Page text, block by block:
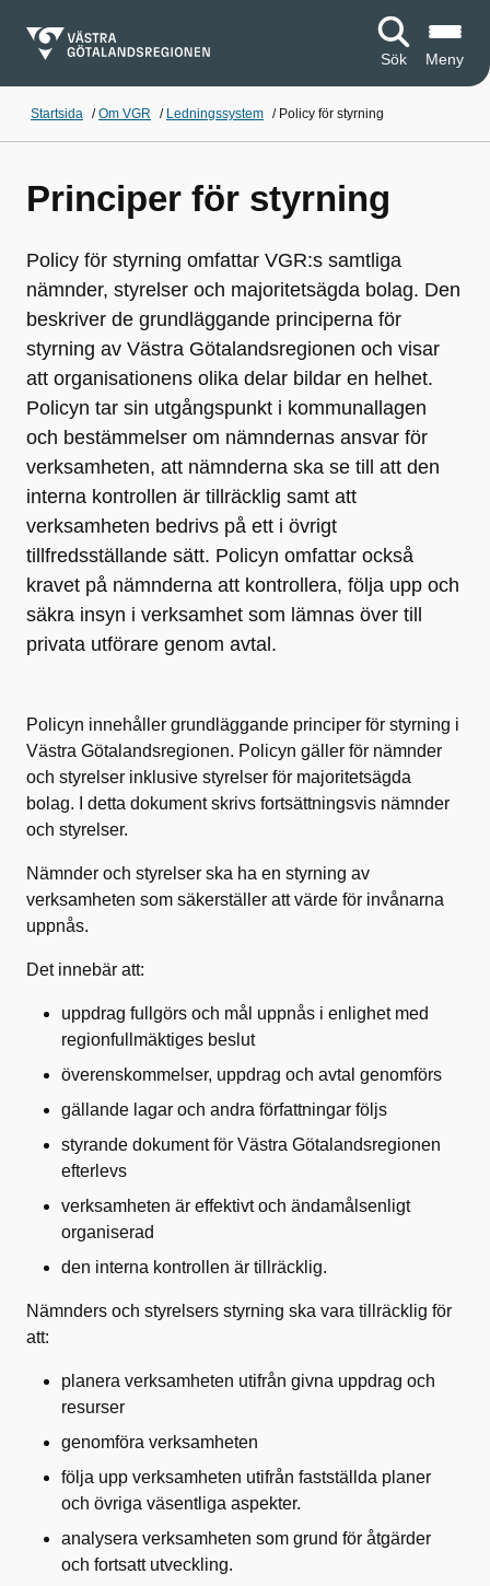
Sök Meny
Startsida /Om VGR / Ledningssystem / Policy för styrning
Principer för styrning
Policy för styrning omfattar VGR:s samtliga
nämnder, styrelser och majoritetsägda bolag. Den
beskriver de grundläggande principerna för
styrning av Västra Götalandsregionen och visar
att organisationens olika delar bildar en helhet.
Policyn tar sin utgångspunkt i kommunallagen
och bestämmelser om nämndernas ansvar för
verksamheten, att nämnderna ska se till att den
interna kontrollen är tillräcklig samt att
verksamheten bedrivs på ett i övrigt
tillfredsställande sätt. Policyn omfattar också
kravet på nämnderna att kontrollera, följa upp och
säkra insyn i verksamhet som lämnas över till
privata utförare genom avtal.
Policyn innehåller grundläggande principer för styrning i
Västra Götalandsregionen. Policyn gäller för nämnder
och styrelser inklusive styrelser för majoritetsägda
bolag. I detta dokument skrivs fortsättningsvis nämnder
och styrelser.
Nämnder och styrelser ska ha en styrning av
verksamheten som säkerställer att värde för invånarna
uppnås.
Det innebär att:
uppdrag fullgörs och mål uppnås i enlighet med
regionfullmäktiges beslut
överenskommelser, uppdrag och avtal genomförs
gällande lagar och andra författningar följs
styrande dokument för Västra Götalandsregionen
efterlevs
verksamheten är effektivt och ändamålsenligt
organiserad
den interna kontrollen är tillräcklig.
Nämnders och styrelsers styrning ska vara tillräcklig för
att:
planera verksamheten utifrån givna uppdrag och
resurser
genomföra verksamheten
följa upp verksamheten utifrån fastställda planer
och övriga väsentliga aspekter.
analysera verksamheten som grund för åtgärder
och fortsatt utveckling.